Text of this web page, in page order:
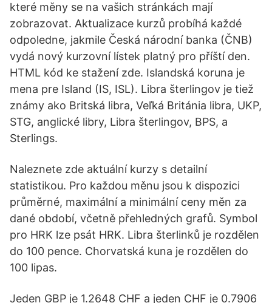
které měny se na vašich stránkách mají
zobrazovat. Aktualizace kurzů probíhá každé
odpoledne, jakmile Česká národní banka (ČNB)
vydá nový kurzovní lístek platný pro příští den.
HTML kód ke stažení zde. Islandská koruna je
mena pre Island (IS, ISL). Libra šterlingov je tiež
známy ako Britská libra, Veľká Británia libra, UKP,
STG, anglické libry, Libra šterlingov, BPS, a
Sterlings.
Naleznete zde aktuální kurzy s detailní
statistikou. Pro každou měnu jsou k dispozici
průměrné, maximální a minimální ceny měn za
dané období, včetně přehledných grafů. Symbol
pro HRK lze psát HRK. Libra šterlinků je rozdělen
do 100 pence. Chorvatská kuna je rozdělen do
100 lipas.
Jeden GBP je 1.2648 CHF a jeden CHF je 0.7906